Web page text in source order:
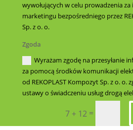
wywołujących w celu prowadzenia
marketingu bezpośredniego przez
Sp. z o. o.
Zgoda
Wyrażam zgodę na przesyłanie
za pomocą środków komunikacji
od REKOPLAST Kompozyt Sp. z o. o.
ustawy o świadczeniu usług drogą
7 + 12 =